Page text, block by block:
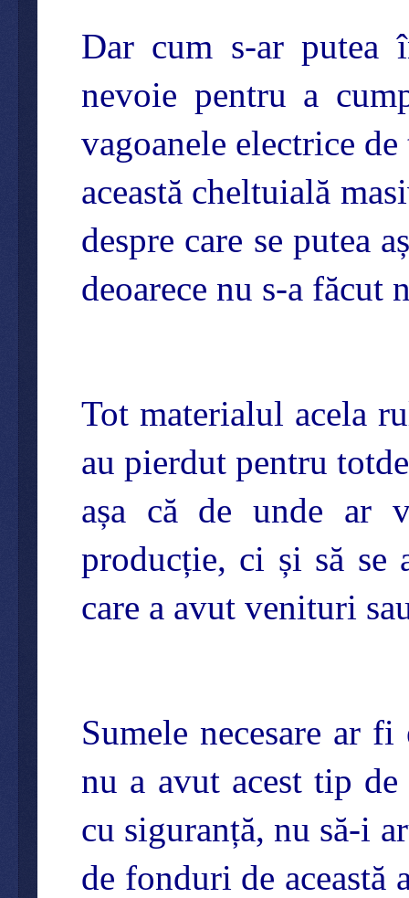
Dar cum s-ar putea
nevoie pentru a
vagoanele electrice
această cheltuială
despre care se putea
deoarece nu s-a
Tot materialul acela
au pierdut pentru
așa că de unde ar
producție, ci și să se
care a avut venituri
Sumele necesare ar
nu a avut acest tip
cu siguranță, nu să-i
de fonduri de